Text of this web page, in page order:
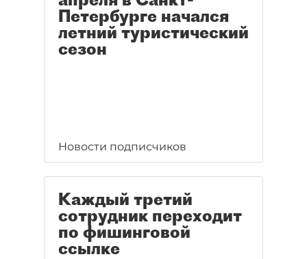
Петербурге начался
летний туристический
сезон
Новости подписчиков
Каждый третий
сотрудник переходит
по фишинговой
ссылке